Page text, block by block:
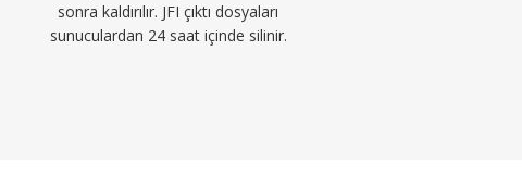
sonra kaldırılır. JFI çıktı dosyaları
sunuculardan 24 saat içinde silinir.